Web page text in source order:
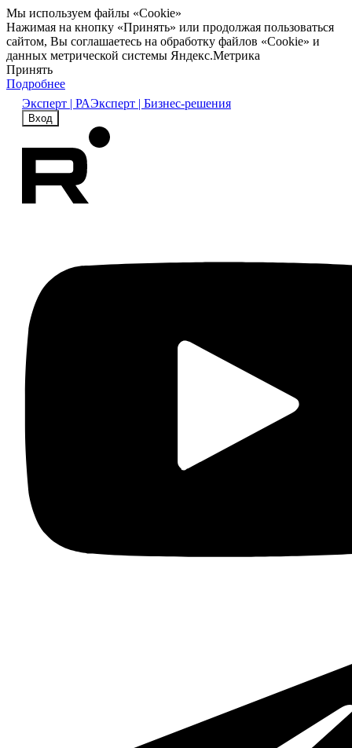
Мы используем файлы «Cookie»
Нажимая на кнопку «Принять» или продолжая пользоваться
сайтом, Вы соглашаетесь на обработку файлов «Cookie» и
данных метрической системы Яндекс.Метрика
Принять
Подробнее
Эксперт | РАЭксперт | Бизнес-решения
Вход